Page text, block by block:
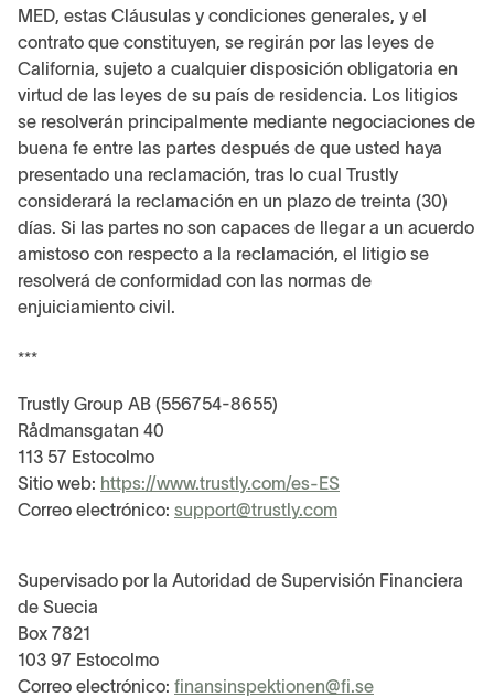
MED, estas Cláusulas y condiciones generales, y el
contrato que constituyen, se regirán por las leyes de
California, sujeto a cualquier disposición obligatoria en
virtud de las leyes de su país de residencia. Los litigios
se resolverán principalmente mediante negociaciones de
buena fe entre las partes después de que usted haya
presentado una reclamación, tras lo cual Trustly
considerará la reclamación en un plazo de treinta (30)
días. Si las partes no son capaces de llegar a un acuerdo
amistoso con respecto a la reclamación, el litigio se
resolverá de conformidad con las normas de
enjuiciamiento civil.
***
Trustly Group AB (556754-8655)
Rådmansgatan 40
113 57 Estocolmo
Sitio web: https://www.trustly.com/es-ES
Correo electrónico: support@trustly.com
Supervisado por la Autoridad de Supervisión Financiera
de Suecia
Box 7821
103 97 Estocolmo
Correo electrónico: finansinspektionen@fi.se